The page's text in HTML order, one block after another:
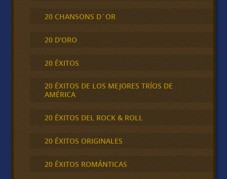
20 CHANSONS D´OR
20 D'ORO
20 ÉXITOS
20 ÉXITOS DE LOS MEJORES TRÍOS DE
AMÉRICA
20 ÉXITOS DEL ROCK & ROLL
20 ÉXITOS ORIGINALES
20 ÉXITOS ROMÁNTICAS